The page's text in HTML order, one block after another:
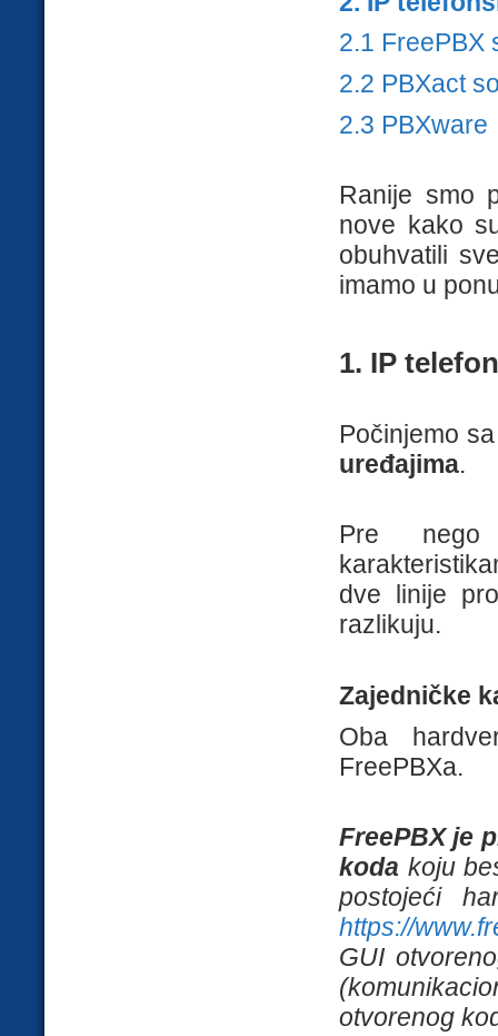
2.1 FreePBX
2.2 PBXact
2.3 PBXware
Ranije smo
nove kako
obuhvatili
imamo u
1. IP
Počinjemo
uređajima.
Pre nego
dve linije
razlikuju.
Zajedničke
Oba
FreePBXa.
FreePBX je
koda koju
postojeći
https://
GUI
otvorenog